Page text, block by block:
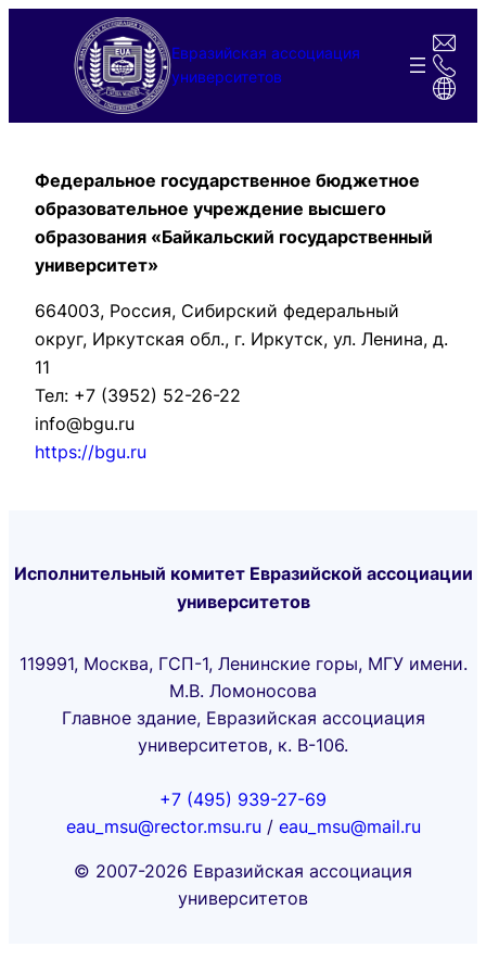
содержимому
Евразийская ассоциация
университетов
Федеральное государственное бюджетное
образовательное учреждение высшего
образования «Байкальский государственный
университет»
664003, Россия, Сибирский федеральный
округ, Иркутская обл., г. Иркутск, ул. Ленина, д.
11
Тел: +7 (3952) 52-26-22
info@bgu.ru
https://bgu.ru
Исполнительный комитет Евразийской ассоциации
университетов
119991, Москва, ГСП-1, Ленинские горы, МГУ имени.
М.В. Ломоносова
Главное здание, Евразийская ассоциация
университетов, к. В-106.
+7 (495) 939-27-69
eau_msu@rector.msu.ru / eau_msu@mail.ru
© 2007-2026 Евразийская ассоциация
университетов